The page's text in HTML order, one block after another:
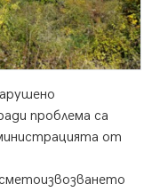
проблема са
от